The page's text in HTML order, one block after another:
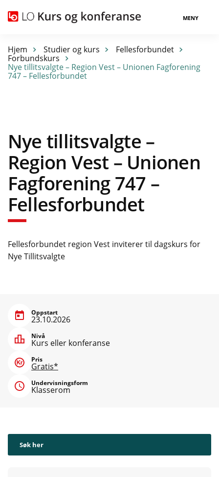
MENY
Hjem Studier og kurs
Fellesforbundet
Forbundskurs
Nye tillitsvalgte – Region Vest – Unionen Fagforening
747 – Fellesforbundet
Nye tillitsvalgte –
Region Vest – Unionen
Fagforening 747 –
Fellesforbundet
Fellesforbundet region Vest inviterer til dagskurs for
Nye Tillitsvalgte
Oppstart
23.10.2026
Nivå
Kurs eller konferanse
Pris
Gratis*
Undervisningsform
Klasserom
Søk her